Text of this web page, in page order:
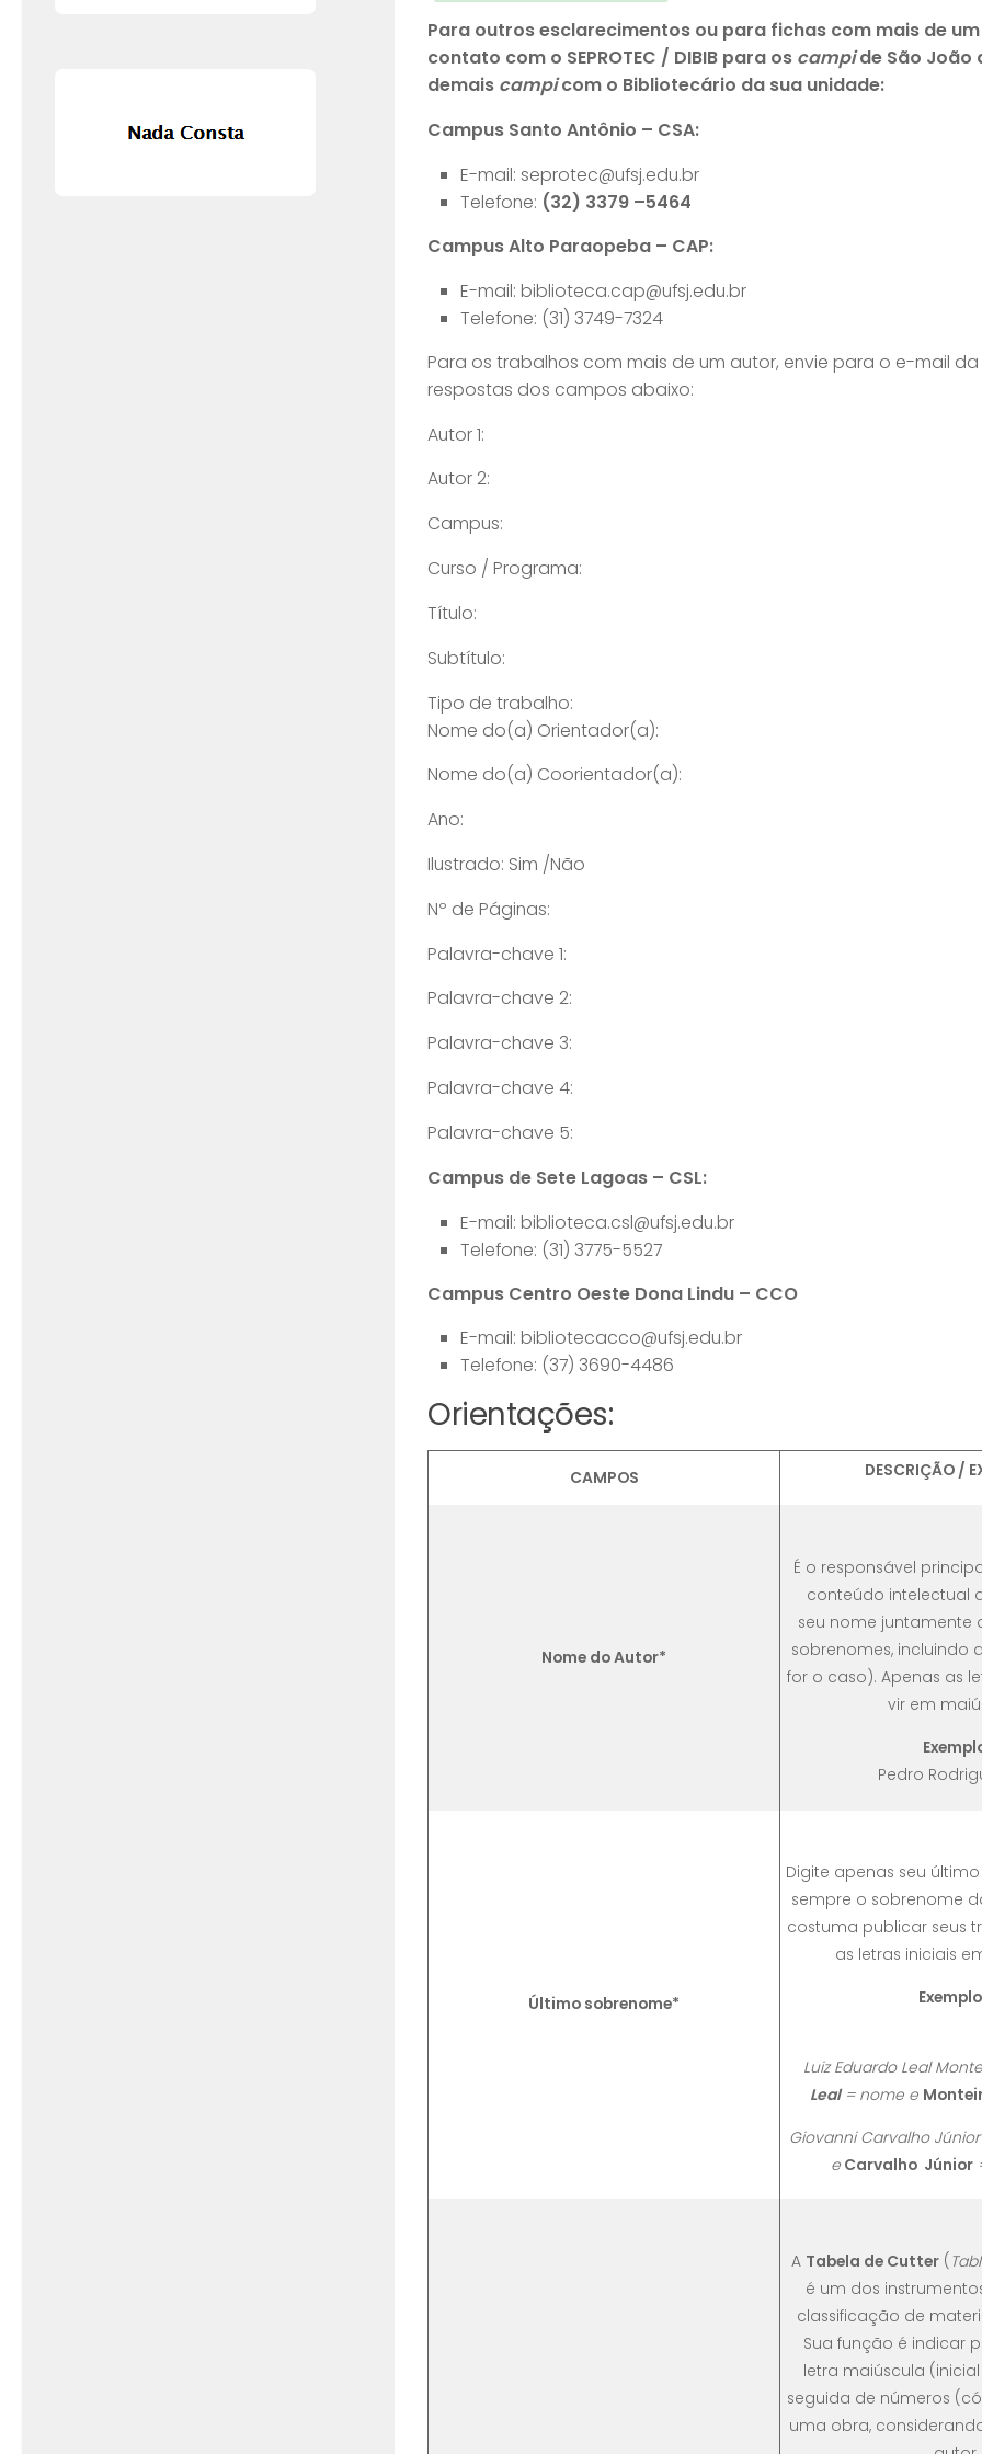
Para outros esclarecimentos ou para fichas com mais de
contato com o SEPROTEC / DIBIB para os campide São João
demais campicom o Bibliotecário da sua unidade:
Campus Santo Antônio – CSA:
E-mail: seprotec@ufsj.edu.br
Telefone: (32) 3379 –5464
Campus Alto Paraopeba – CAP:
E-mail: biblioteca.cap@ufsj.edu.br
Telefone: (31) 3749-7324
Para os trabalhos com mais de um autor, envie para o e-mail
respostas dos campos abaixo:
Autor 1:
Autor 2:
Campus:
Curso / Programa:
Título:
Subtítulo:
Tipo de trabalho:
Nome do(a) Orientador(a):
Nome do(a) Coorientador(a):
Ano:
Ilustrado: Sim /Não
Nº de Páginas:
Palavra-chave 1:
Palavra-chave 2:
Palavra-chave 3:
Palavra-chave 4:
Palavra-chave 5:
Campus de Sete Lagoas – CSL:
E-mail: biblioteca.csl@ufsj.edu.br
Telefone: (31) 3775-5527
Campus Centro Oeste Dona Lindu – CCO
E-mail: bibliotecacco@ufsj.edu.br
Telefone: (37) 3690-4486
Orientações:
CAMPOS DESCRIÇÃO /
Nome do Autor*
É o responsável
conteúdo intelectual
seu nome juntamente
sobrenomes, incluindo
for o caso). Apenas as
vir em
Pedro
Último sobrenome*
Digite apenas seu
sempre o sobrenome
costuma publicar seus
as letras iniciais
Luiz Eduardo Leal
Leal= nome e
Giovanni Carvalho Júnior
eCarvalho Júnior
A Tabela de Cutter (
é um dos
classificação de
Sua função é indicar
letra maiúscula
seguida de números
uma obra,